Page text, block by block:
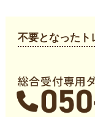
不要となったト